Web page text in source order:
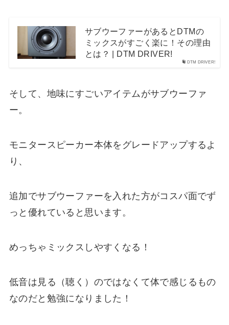
DTM DRIVER!
サブウーファーがあるとDTMの
ミックスがすごく楽に！その理由
とは？ | DTM DRIVER!
そして、地味にすごいアイテムがサブウーファ
ー。
モニタースピーカー本体をグレードアップするよ
り、
追加でサブウーファーを入れた方がコスパ面でず
っと優れていると思います。
めっちゃミックスしやすくなる！
低音は見る（聴く）のではなくて体で感じるもの
なのだと勉強になりました！